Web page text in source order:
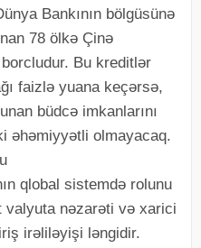
Bankının bölgüsünə
78 ölkə Çinə
Bu kreditlər
faizlə yuana keçərsə,
büdcə imkanlarını
əhəmiyyətli olmayacaq.
qlobal sistemdə rolunu
valyuta nəzarəti və xarici
irəliləyişi ləngidir.